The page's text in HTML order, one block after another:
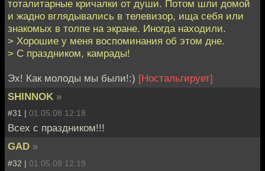
тоталитарные кричалки от души. Потом шли домой
и жадно вглядывались в телевизор, ища себя или
знакомых в толпе на экране. Иногда находили.
> Хорошие у меня воспоминания об этом дне.
> С праздником, камрады!
Эх! Как молоды мы были!:) [Ностальгирует]
SHINNOK »
#31 | 01.05.08 12:18
Всех с праздником!!!
GAD »
#32 | 01.05.08 12:19